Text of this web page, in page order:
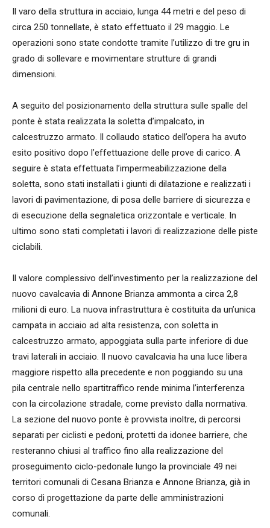
Il varo della struttura in acciaio, lunga 44 metri e del peso di
circa 250 tonnellate, è stato effettuato il 29 maggio. Le
operazioni sono state condotte tramite l’utilizzo di tre gru in
grado di sollevare e movimentare strutture di grandi
dimensioni.
A seguito del posizionamento della struttura sulle spalle del
ponte è stata realizzata la soletta d’impalcato, in
calcestruzzo armato. Il collaudo statico dell’opera ha avuto
esito positivo dopo l’effettuazione delle prove di carico. A
seguire è stata effettuata l’impermeabilizzazione della
soletta, sono stati installati i giunti di dilatazione e realizzati i
lavori di pavimentazione, di posa delle barriere di sicurezza e
di esecuzione della segnaletica orizzontale e verticale. In
ultimo sono stati completati i lavori di realizzazione delle piste
ciclabili.
Il valore complessivo dell’investimento per la realizzazione del
nuovo cavalcavia di Annone Brianza ammonta a circa 2,8
milioni di euro. La nuova infrastruttura è costituita da un’unica
campata in acciaio ad alta resistenza, con soletta in
calcestruzzo armato, appoggiata sulla parte inferiore di due
travi laterali in acciaio. Il nuovo cavalcavia ha una luce libera
maggiore rispetto alla precedente e non poggiando su una
pila centrale nello spartitraffico rende minima l’interferenza
con la circolazione stradale, come previsto dalla normativa.
La sezione del nuovo ponte è provvista inoltre, di percorsi
separati per ciclisti e pedoni, protetti da idonee barriere, che
resteranno chiusi al traffico fino alla realizzazione del
proseguimento ciclo-pedonale lungo la provinciale 49 nei
territori comunali di Cesana Brianza e Annone Brianza, già in
corso di progettazione da parte delle amministrazioni
comunali.